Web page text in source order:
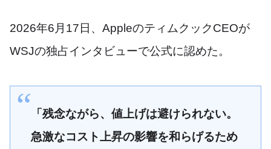
2026年6月17日、AppleのティムクックCEOが
WSJの独占インタビューで公式に認めた。
「残念ながら、値上げは避けられない。
急激なコスト上昇の影響を和らげるため